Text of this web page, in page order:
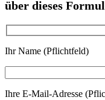
über dieses
Ihr Name (Pflichtfeld)
Ihre E-Mail-Adresse